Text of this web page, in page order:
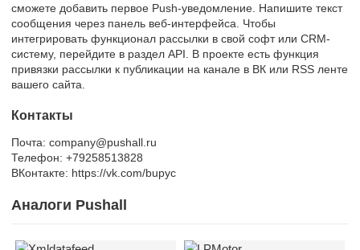
сможете добавить первое Push-уведомление. Напишите текст
сообщения через панель веб-интерфейса. Чтобы
интегрировать функционал рассылки в свой софт или CRM-
систему, перейдите в раздел API. В проекте есть функция
привязки рассылки к публикации на канале в ВК или RSS ленте
вашего сайта.
Контакты
Почта: company@pushall.ru
Телефон: +79258513828
ВКонтакте: https://vk.com/bupyc
Аналоги Pushall